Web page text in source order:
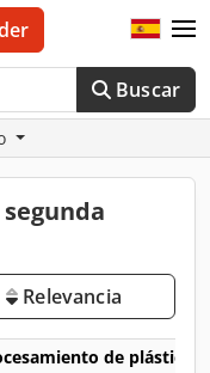
Buscar
Relevancia
de plásticos